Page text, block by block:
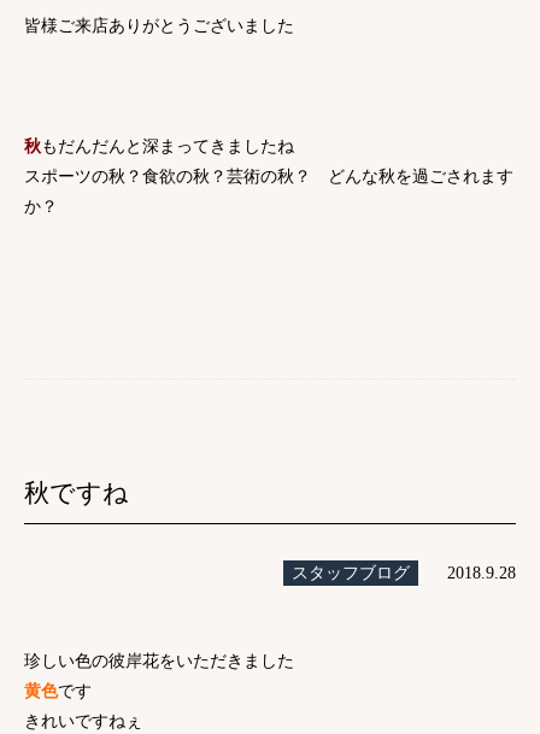
皆様ご来店ありがとうございました
秋もだんだんと深まってきましたね
スポーツの秋？食欲の秋？芸術の秋？ どんな秋を過ごされます
か？
秋ですね
スタッフブログ 2018.9.28
珍しい色の彼岸花をいただきました
黄色です
きれいですねぇ